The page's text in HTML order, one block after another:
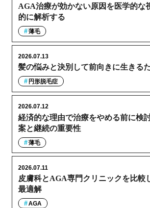
AGA治療が効かない原因を医学的な
的に解析する
薄毛
髪の悩みと決別して前向きに生きる
2026.07.13
円形脱毛症
経済的な理由で治療をやめる前に検
案と継続の重要性
2026.07.12
薄毛
皮膚科とAGA専門クリニックを比較
最適解
2026.07.11
AGA